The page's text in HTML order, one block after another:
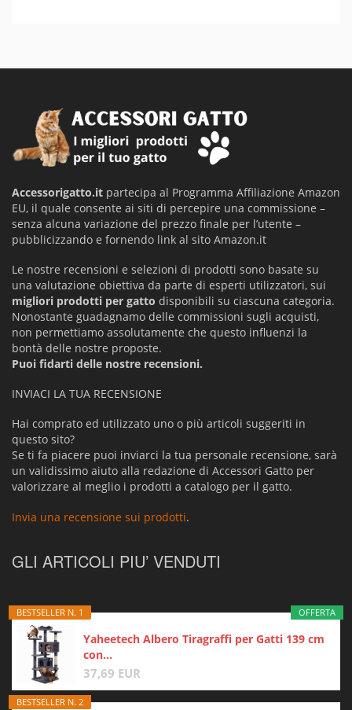
Accessorigatto.it partecipa al Programma Affiliazione Amazon
EU, il quale consente ai siti di percepire una commissione –
senza alcuna variazione del prezzo finale per l’utente –
pubblicizzando e fornendo link al sito Amazon.it
Le nostre recensioni e selezioni di prodotti sono basate su
una valutazione obiettiva da parte di esperti utilizzatori, sui
migliori prodotti per gatto disponibili su ciascuna categoria.
Nonostante guadagnamo delle commissioni sugli acquisti,
non permettiamo assolutamente che questo influenzi la
bontà delle nostre proposte.
Puoi fidarti delle nostre recensioni.
INVIACI LA TUA RECENSIONE
Hai comprato ed utilizzato uno o più articoli suggeriti in
questo sito?
Se ti fa piacere puoi inviarci la tua personale recensione, sarà
un validissimo aiuto alla redazione di Accessori Gatto per
valorizzare al meglio i prodotti a catalogo per il gatto.
Invia una recensione sui prodotti.
GLI ARTICOLI PIU’ VENDUTI
OFFERTA
BESTSELLER N. 1
Yaheetech Albero Tiragraffi per Gatti 139 cm
con...
37,69 EUR
BESTSELLER N. 2